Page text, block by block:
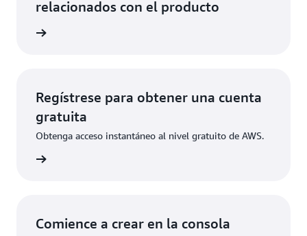
relacionados con el producto
Regístrese para obtener una cuenta
gratuita
Obtenga acceso instantáneo al nivel gratuito de AWS.
Comience a crear en la consola